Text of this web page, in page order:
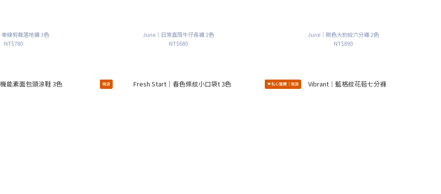
線剪裁落地褲 3色
NT$780
June｜日常直筒牛仔長褲 2色
NT$680
June｜刷色大豹紋六分褲 2色
NT$890
現貨 💗私心推薦｜現貨